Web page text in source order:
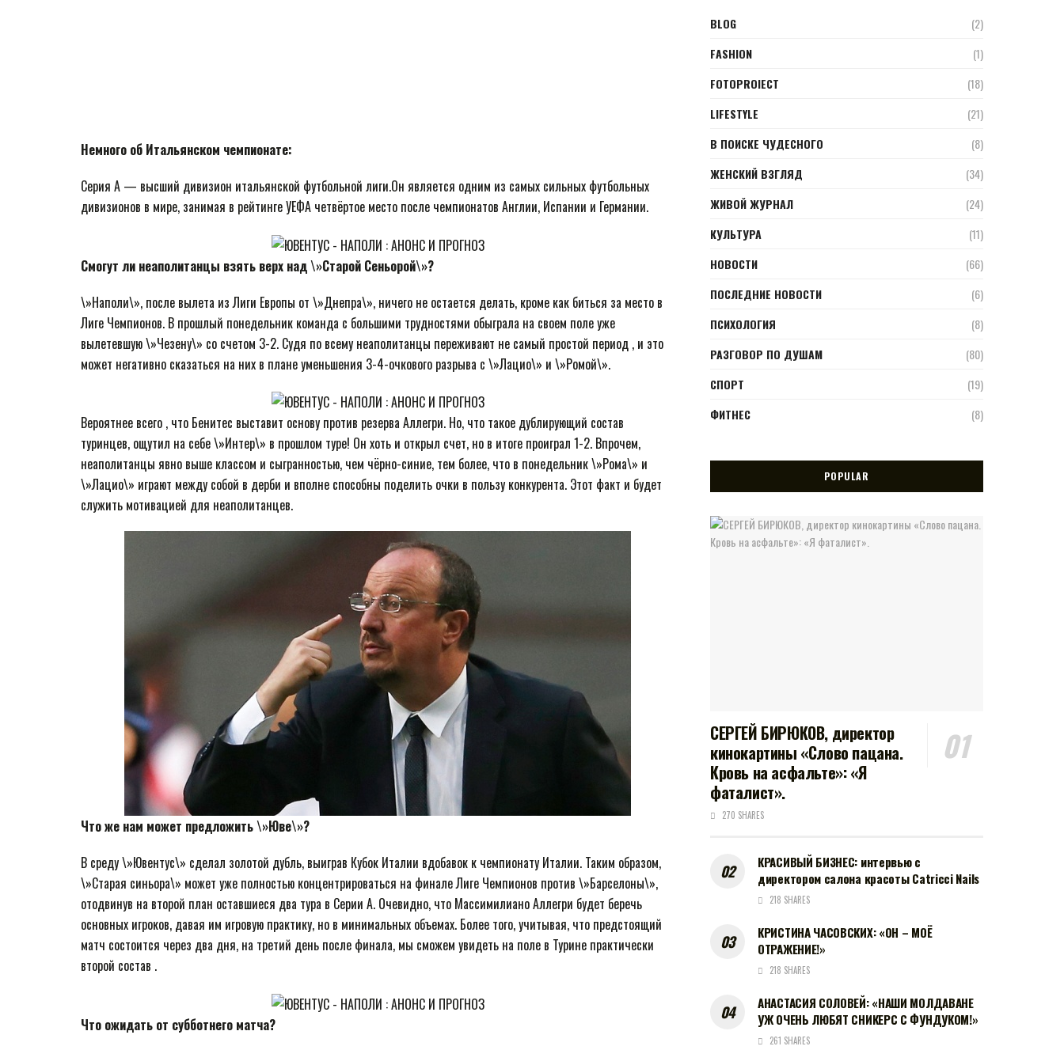
Немного об Итальянском чемпионате:
Серия A — высший дивизион итальянской футбольной лиги.Он является одним из самых сильных футбольных
дивизионов в мире, занимая в рейтинге УЕФА четвёртое место после чемпионатов Англии, Испании и Германии.
Смогут ли неаполитанцы взять верх над \»Старой Сеньорой\»?
\»Наполи\», после вылета из Лиги Европы от \»Днепра\», ничего не остается делать, кроме как биться за место в
Лиге Чемпионов. В прошлый понедельник команда с большими трудностями обыграла на своем поле уже
вылетевшую \»Чезену\» со счетом 3-2. Судя по всему неаполитанцы переживают не самый простой период , и это
может негативно сказаться на них в плане уменьшения 3-4-очкового разрыва с \»Лацио\» и \»Ромой\».
Вероятнее всего , что Бенитес выставит основу против резерва Аллегри. Но, что такое дублирующий состав
туринцев, ощутил на себе \»Интер\» в прошлом туре! Он хоть и открыл счет, но в итоге проиграл 1-2. Впрочем,
неаполитанцы явно выше классом и сыгранностью, чем чёрно-синие, тем более, что в понедельник \»Рома\» и
\»Лацио\» играют между собой в дерби и вполне способны поделить очки в пользу конкурента. Этот факт и будет
служить мотивацией для неаполитанцев.
Что же нам может предложить \»Юве\»?
В среду \»Ювентус\» сделал золотой дубль, выиграв Кубок Италии вдобавок к чемпионату Италии. Таким образом,
\»Старая синьора\» может уже полностью концентрироваться на финале Лиге Чемпионов против \»Барселоны\»,
отодвинув на второй план оставшиеся два тура в Серии А. Очевидно, что Массимилиано Аллегри будет беречь
основных игроков, давая им игровую практику, но в минимальных объемах. Более того, учитывая, что предстоящий
матч состоится через два дня, на третий день после финала, мы сможем увидеть на поле в Турине практически
второй состав .
Что ожидать от субботнего матча?
BLOG
(2)
FASHION
(1)
FOTOPROIECT
(18)
LIFESTYLE
(21)
В ПОИСКЕ ЧУДЕСНОГО
(8)
ЖЕНСКИЙ ВЗГЛЯД
(34)
ЖИВОЙ ЖУРНАЛ
(24)
КУЛЬТУРА
(11)
НОВОСТИ
(66)
ПОСЛЕДНИЕ НОВОСТИ
(6)
ПСИХОЛОГИЯ
(8)
РАЗГОВОР ПО ДУШАМ
(80)
СПОРТ
(19)
ФИТНЕС
(8)
POPULAR
СЕРГЕЙ БИРЮКОВ, директор
кинокартины «Слово пацана.
Кровь на асфальте»: «Я
фаталист».
270 SHARES
КРАСИВЫЙ БИЗНЕС: интервью с
директором салона красоты Catricci Nails
218 SHARES
КРИСТИНА ЧАСОВСКИХ: «ОН – МОЁ
ОТРАЖЕНИЕ!»
218 SHARES
АНАСТАСИЯ СОЛОВЕЙ: «НАШИ МОЛДАВАНЕ
УЖ ОЧЕНЬ ЛЮБЯТ СНИКЕРС С ФУНДУКОМ!»
261 SHARES